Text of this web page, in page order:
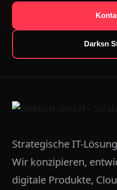
Darksn
Strategische IT-
Wir konzipieren,
digitale Produkte,